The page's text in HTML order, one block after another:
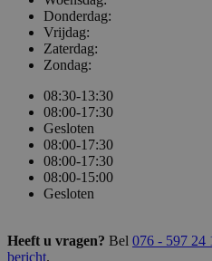
Donderdag:
Vrijdag:
Zaterdag:
Zondag:
08:30-13:30
08:00-17:30
Gesloten
08:00-17:30
08:00-17:30
08:00-15:00
Gesloten
Heeft u vragen? Bel 076 - 597 24
bericht.